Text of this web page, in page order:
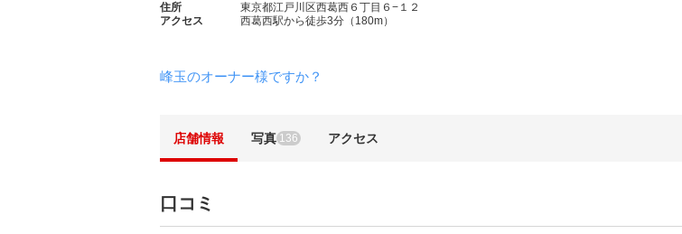
住所
東京都江戸川区西葛西６丁目６−１２
アクセス
西葛西駅から徒歩3分（180m）
峰玉のオーナー様ですか？
店舗情報 写真 136 アクセス
口コミ